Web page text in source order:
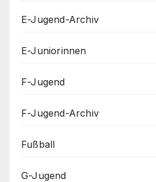
E-Jugend-Archiv
E-Juniorinnen
F-Jugend
F-Jugend-Archiv
Fußball
G-Jugend